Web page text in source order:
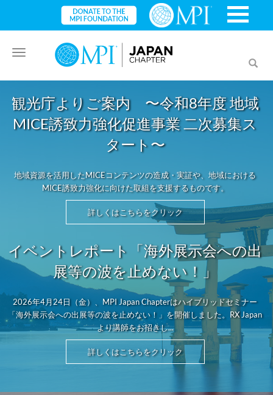
Toggle
navigation
観光庁よりご案内 〜令和8年度 地域
MICE誘致力強化促進事業 二次募集ス
タート〜
地域資源を活用したMICEコンテンツの造成・実証や、地域における
MICE誘致力強化に向けた取組を支援するものです。
詳しくはこちらをクリック
イベントレポート「海外展示会への出
展等の波を止めない！」
2026年4月24日（金）、MPI Japan Chapterはハイブリッドセミナー
「海外展示会への出展等の波を止めない！」を開催しました。RX Japan
より講師をお招きし...
詳しくはこちらをクリック